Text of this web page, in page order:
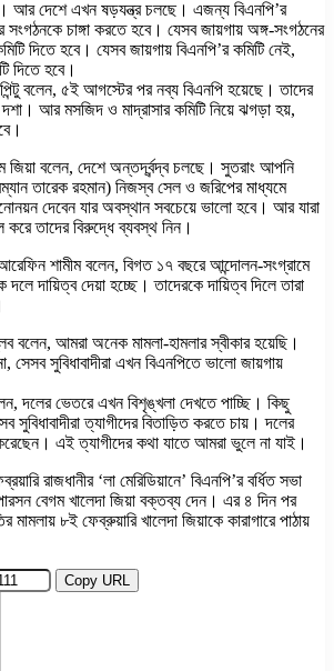
আর দেশে এখন ষড়যন্ত্র চলছে। এজন্য বিএনপি’র
চাঙ্গা করতে হবে। যেসব জায়গায় অঙ্গ-সংগঠনের
দিতে হবে। যেসব জায়গায় বিএনপি’র কমিটি নেই,
দিতে হবে।
বলেন, ৫ই আগস্টের পর নব্য বিএনপি হয়েছে। তাদের
আর মসজিদ ও মাদ্রাসার কমিটি নিয়ে ঝগড়া হয়,
জিয়া বলেন, দেশে অন্তর্দ্বন্দ্ব চলছে। সুতরাং আপনি
তারেক রহমান) নিজস্ব সেল ও জরিপের মাধ্যমে
দেবেন যার অবস্থান সবচেয়ে ভালো হবে। আর যারা
করে তাদের বিরুদ্ধে ব্যবস্থ নিন।
শামীম বলেন, বিগত ১৭ বছরে আন্দোলন-সংগ্রামে
দলে দায়িত্ব দেয়া হচ্ছে। তাদেরকে দায়িত্ব দিলে তারা
বলেন, আমরা অনেক মামলা-হামলার স্বীকার হয়েছি।
সেসব সুবিধাবাদীরা এখন বিএনপিতে ভালো জায়গায়
দলের ভেতরে এখন বিশৃঙ্খলা দেখতে পাচ্ছি। কিছু
সুবিধাবাদীরা ত্যাগীদের বিতাড়িত করতে চায়। দলের
এই ত্যাগীদের কথা যাতে আমরা ভুলে না যাই।
রাজধানীর ‘লা মেরিডিয়ানে’ বিএনপি’র বর্ধিত সভা
বেগম খালেদা জিয়া বক্তব্য দেন। এর ৪ দিন পর
মামলায় ৮ই ফেব্রুয়ারি খালেদা জিয়াকে কারাগারে পাঠায়
Copy URL